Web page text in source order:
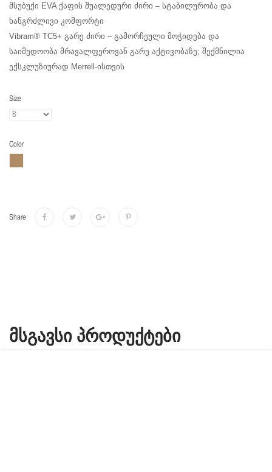
მსუბუქი EVA ქაფის შუალედური ძირი – სტაბილურობა და
ხანგრძლივი კომფორტი
Vibram® TC5+ გარე ძირი – გამორჩეული მოჭიდება და
საიმედოობა მრავალფეროვან გარე აქტივობაზე; შექმნილია
ექსკლუზიურად Merrell-ისთვის
Size
Color
Share
ᲛᲡᲒᲐᲕᲡᲘ ᲞᲠᲝᲓᲣᲥᲢᲔᲑᲘ